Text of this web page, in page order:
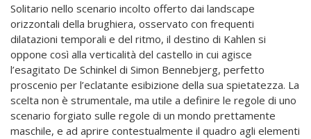
Solitario nello scenario incolto offerto dai landscape
orizzontali della brughiera, osservato con frequenti
dilatazioni temporali e del ritmo, il destino di Kahlen si
oppone così alla verticalità del castello in cui agisce
l’esagitato De Schinkel di Simon Bennebjerg, perfetto
proscenio per l’eclatante esibizione della sua spietatezza. La
scelta non è strumentale, ma utile a definire le regole di uno
scenario forgiato sulle regole di un mondo prettamente
maschile, e ad aprire contestualmente il quadro agli elementi